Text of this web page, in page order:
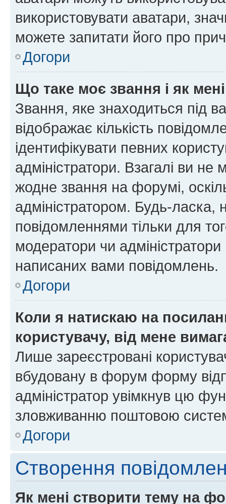
використовувати аватари,
можете запитати його про
Догори
Що таке моє звання і як
Звання, яке знаходиться під
відображає кількість
ідентифікувати певних
адміністратори. Взагалі ви
жодне звання на форумі,
адміністратором. Будь-
повідомленнями тільки для
модератори чи
написаних вами повідомлень.
Догори
Коли я натискаю на
користувачу, від мене
Лише зареєстровані
вбудовану в форум форму
адміністратор увімкнув цю
зловживанню поштовою
Догори
Створення
Як мені створити тему на